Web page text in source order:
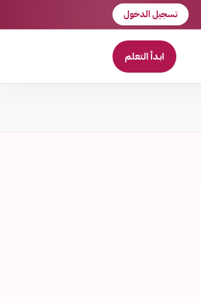
تسجيل الدخول
ابدأ التعلم